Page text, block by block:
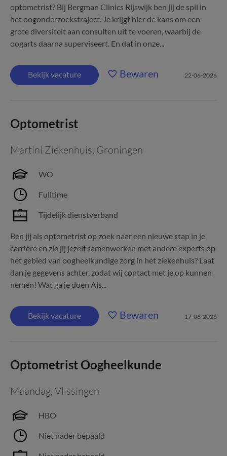
optometrist? Bij Bergman Clinics Rijswijk ben jij de spil in
het oogonderzoekstraject. Je krijgt hier de kans om een
grote diversiteit aan consulten uit te voeren, waarbij de
oogarts daarna superviseert. En dat in onze...
Bekijk vacature Bewaren 22-06-2026
Optometrist
Martini Ziekenhuis, Groningen
WO
Fulltime
Tijdelijk dienstverband
Ben jij als optometrist op zoek naar een nieuwe stap in je
carrière en zie jij jezelf samenwerken met andere experts op
het gebied van oogheelkundige zorg in het ziekenhuis? Laat
dan je gegevens achter, zodat wij contact met je op kunnen
nemen! Wat ga je doen Als...
Bekijk vacature Bewaren 17-06-2026
Optometrist Oogheelkunde
Maandag, Vlissingen
HBO
Niet nader bepaald